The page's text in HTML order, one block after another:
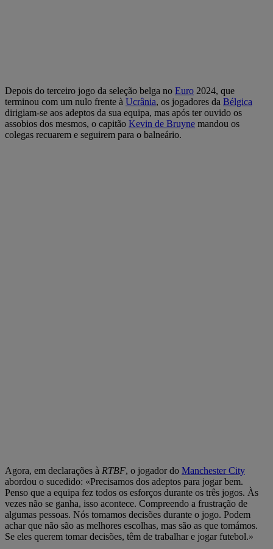
Depois do terceiro jogo da seleção belga no Euro 2024, que
terminou com um nulo frente à Ucrânia, os jogadores da Bélgica
dirigiam-se aos adeptos da sua equipa, mas após ter ouvido os
assobios dos mesmos, o capitão Kevin de Bruyne mandou os
colegas recuarem e seguirem para o balneário.
Agora, em declarações à RTBF, o jogador do Manchester City
abordou o sucedido: «Precisamos dos adeptos para jogar bem.
Penso que a equipa fez todos os esforços durante os três jogos. Às
vezes não se ganha, isso acontece. Compreendo a frustração de
algumas pessoas. Nós tomamos decisões durante o jogo. Podem
achar que não são as melhores escolhas, mas são as que tomámos.
Se eles querem tomar decisões, têm de trabalhar e jogar futebol.»